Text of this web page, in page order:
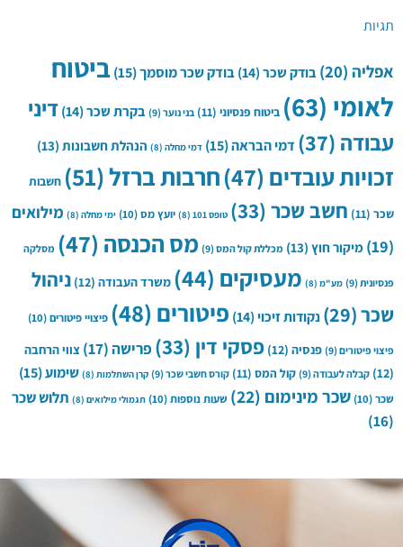
תגיות
אפליה(20) בודק שכר(14) בודק שכר מוסמך(15)
ביטוח
לאומי(63) ביטוח פנסיוני(11) בני נוער(9) בקרת שכר(14)
דיני
עבודה(37) דמי הבראה(15) דמי מחלה(8) הנהלת חשבונות(13)
זכויות עובדים(47) חרבות ברזל(51)
חשבות
שכר(11) חשב שכר(33) טופס 101 (8) יועץ מס(10) ימי מחלה(8)
מילואים
מיקור חוץ(13) מכללת קול המס(9) מס הכנסה(47) מסלקה
פנסיונית(9) מע"מ(8) מעסיקים(44) משרד העבודה(12)
ניהול
שכר(29) נקודות זיכוי(14) פיטורים(48) פיצויי פיטורים(10)
פיצוי פיטורים(9) פנסיה(12) פסקי דין(33) פרישה(17)
צווי הרחבה
קבלה לעבודה(9) קול המס(11) קורס חשבי שכר(9) קרן השתלמות(8) שימוע(15)
שכר(10) שכר מינימום(22) שעות נוספות(10) תגמולי מילואים(8)
תלוש שכר